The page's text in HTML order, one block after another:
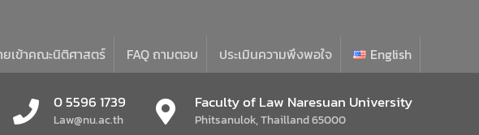
เข้าคณะนิติศาสตร์ FAQ ถามตอบ ประเมินความพึงพอใจ English
0 5596 1739
Law@nu.ac.th
Faculty of Law Naresuan University
Phitsanulok, Thailland 65000